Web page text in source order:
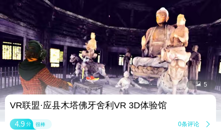
 5
VR联盟·应县木塔佛牙舍利VR 3D体验馆
4.9 分 很棒 0条评论 